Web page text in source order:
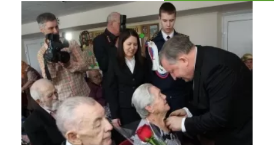
Что привезти (сувениры)
О регионе
Коллекция впечатлений
Другие рубрики